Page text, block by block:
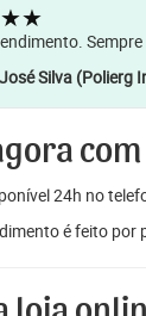
Silva (Polierg
24h no
é feito por